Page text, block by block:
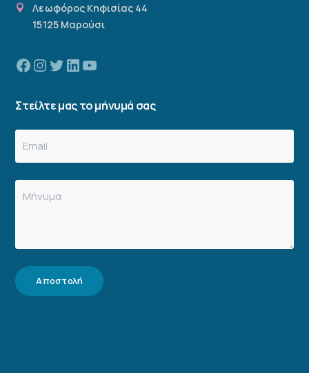
Λεωφόρος Κηφισίας 44
15125 Μαρούσι
Facebook
Instagram
TwitterLinkedinYouTube
Στείλτε μας το μήνυμά σας